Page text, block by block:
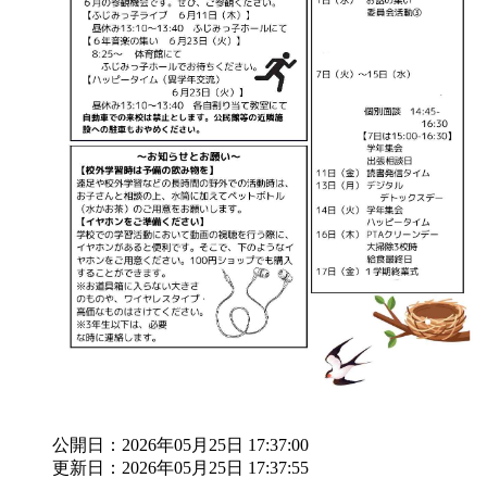
公開日：2026年05月25日 17:37:00
更新日：2026年05月25日 17:37:55